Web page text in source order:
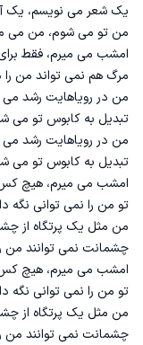
یک شعر می نویسم، یک
من تو می شوم، من می
امشب می میرم، فقط
مرگ هم نمی تواند من را
من در رویاهایت رشد می
تبدیل به کابوس تو می
من در رویاهایت رشد می
تبدیل به کابوس تو می
امشب می میرم، هیچ کس
تو من را نمی توانی نگه
من مثل یک پرتگاه از
چشمانت نمی توانند من
امشب می میرم، هیچ کس
تو من را نمی توانی نگه
من مثل یک پرتگاه از
چشمانت نمی توانند من